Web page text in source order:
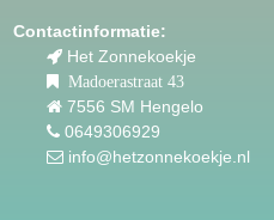
Contactinformatie:
Het Zonnekoekje
Madoerastraat 43
7556 SM Hengelo
0649306929
info@hetzonnekoekje.nl